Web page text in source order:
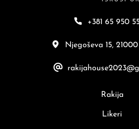
+381 65 950
Njegoševa 15,
Rakija
Likeri